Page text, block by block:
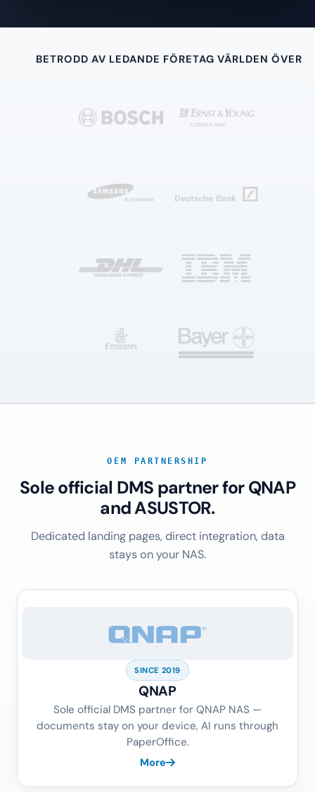
BETRODD AV LEDANDE FÖRETAG VÄRLDEN ÖVER
OEM PARTNERSHIP
Sole official DMS partner for QNAP
and ASUSTOR.
Dedicated landing pages, direct integration, data
stays on your NAS.
SINCE 2019
QNAP
Sole official DMS partner for QNAP NAS —
documents stay on your device, AI runs through
PaperOffice.
More